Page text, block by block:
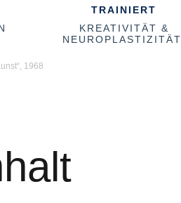
TRAINIERT
KREATIVITÄT &
NEUROPLASTIZITÄT
1968